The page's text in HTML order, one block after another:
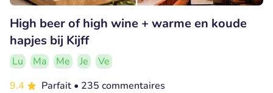
High beer of high wine + warme en koude
hapjes bij Kijff
Lu Ma Me Je
Ve
9.4
Parfait • 235 commentaires